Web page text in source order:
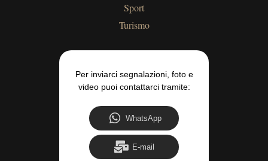
Sport
Turismo
Per inviarci segnalazioni, foto e
video puoi contattarci tramite:
WhatsApp
E-mail